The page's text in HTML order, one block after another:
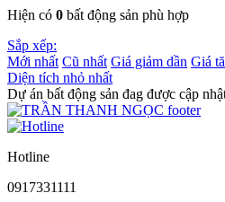
Hiện có 0 bất động sản phù hợp
Sắp xếp:
Mới nhất Cũ nhất Giá giảm dần Giá
Diện tích nhỏ nhất
Dự án bất động sản đag được cập
Hotline
0917331111